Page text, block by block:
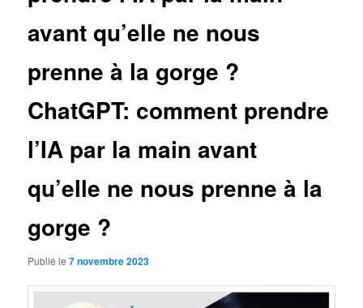
avant qu’elle ne nous
prenne à la gorge ?
ChatGPT: comment prendre
l’IA par la main avant
qu’elle ne nous prenne à la
gorge ?
Publié le7 novembre 2023